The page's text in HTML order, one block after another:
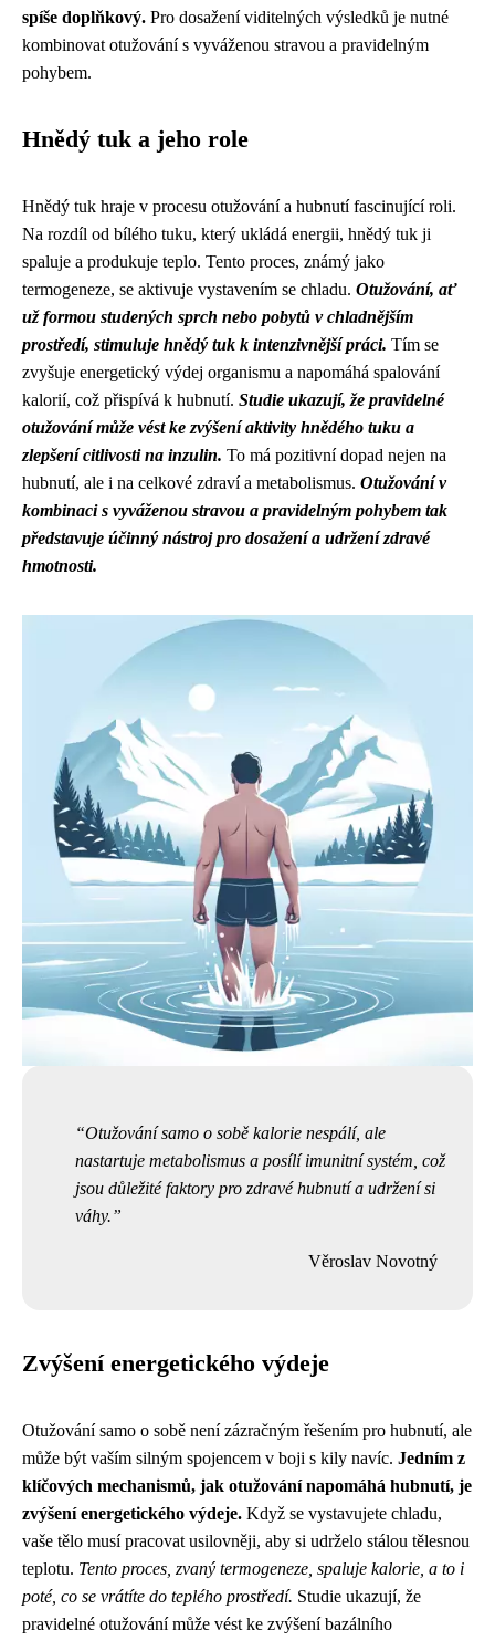
spíše doplňkový. Pro dosažení viditelných výsledků je nutné
kombinovat otužování s vyváženou stravou a pravidelným
pohybem.
Hnědý tuk a jeho role
Hnědý tuk hraje v procesu otužování a hubnutí fascinující roli.
Na rozdíl od bílého tuku, který ukládá energii, hnědý tuk ji
spaluje a produkuje teplo. Tento proces, známý jako
termogeneze, se aktivuje vystavením se chladu. Otužování, ať
už formou studených sprch nebo pobytů v chladnějším
prostředí, stimuluje hnědý tuk k intenzivnější práci. Tím se
zvyšuje energetický výdej organismu a napomáhá spalování
kalorií, což přispívá k hubnutí. Studie ukazují, že pravidelné
otužování může vést ke zvýšení aktivity hnědého tuku a
zlepšení citlivosti na inzulin. To má pozitivní dopad nejen na
hubnutí, ale i na celkové zdraví a metabolismus. Otužování v
kombinaci s vyváženou stravou a pravidelným pohybem tak
představuje účinný nástroj pro dosažení a udržení zdravé
hmotnosti.
Otužování samo o sobě kalorie nespálí, ale
nastartuje metabolismus a posílí imunitní systém, což
jsou důležité faktory pro zdravé hubnutí a udržení si
váhy.
Věroslav Novotný
Zvýšení energetického výdeje
Otužování samo o sobě není zázračným řešením pro hubnutí, ale
může být vaším silným spojencem v boji s kily navíc. Jedním z
klíčových mechanismů, jak otužování napomáhá hubnutí, je
zvýšení energetického výdeje. Když se vystavujete chladu,
vaše tělo musí pracovat usilovněji, aby si udrželo stálou tělesnou
teplotu. Tento proces, zvaný termogeneze, spaluje kalorie, a to i
poté, co se vrátíte do teplého prostředí. Studie ukazují, že
pravidelné otužování může vést ke zvýšení bazálního